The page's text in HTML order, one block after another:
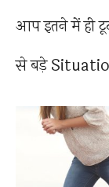
आप इतने में ही
से बड़े